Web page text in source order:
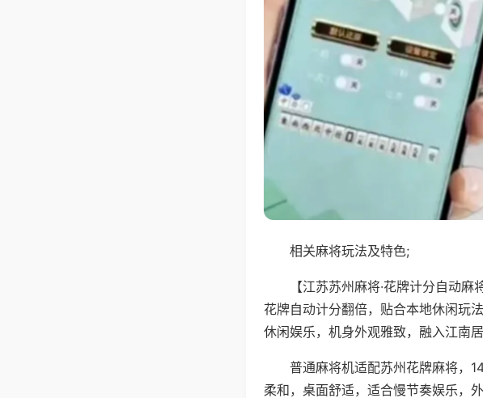
相关麻将玩法及特色;
【江苏苏州麻将·花牌计分自动
花牌自动计分翻倍，贴合本地休闲玩
休闲娱乐，机身外观雅致，融入江南
普通麻将机适配苏州花牌麻将，
柔和，桌面舒适，适合慢节奏娱乐，